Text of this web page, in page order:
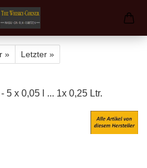
»
Letzter »
5 x 0,05 l ... 1x 0,25 Ltr.